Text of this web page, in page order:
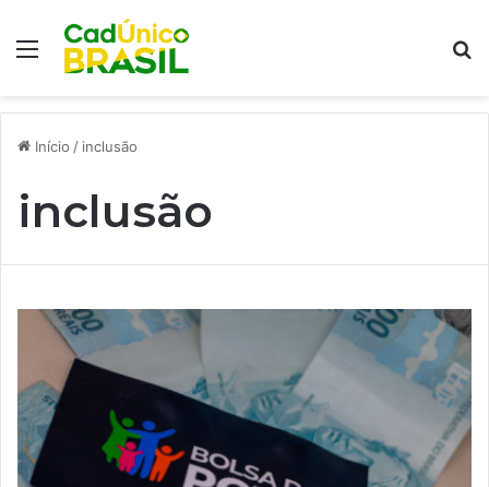
Menu
Início / inclusão
inclusão